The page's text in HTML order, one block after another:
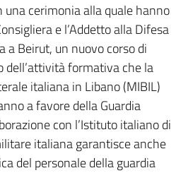
una cerimonia alla quale hanno
e l’Addetto alla Difesa
a Beirut, un nuovo corso di
dell’attività formativa che la
italiana in Libano (MIBIL)
a favore della Guardia
con l’Istituto italiano di
italiana garantisce anche
del personale della guardia